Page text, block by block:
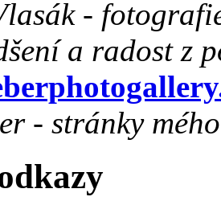
-
a radost z
- stránky